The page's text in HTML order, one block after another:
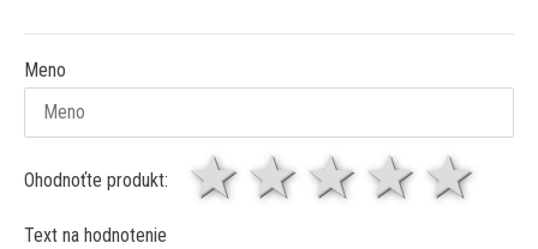
Meno
Ohodnoťte produkt: 4
3
2 hviezdy
1 hviezda
Text na hodnotenie